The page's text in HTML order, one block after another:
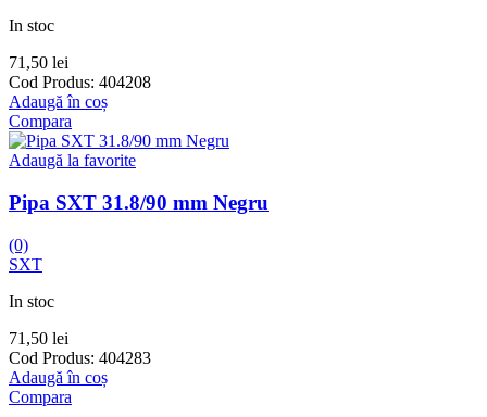
In stoc
71,50 lei
Cod Produs: 404208
Adaugă în coș
Compara
Adaugă la favorite
Pipa SXT 31.8/90 mm Negru
(0)
SXT
In stoc
71,50 lei
Cod Produs: 404283
Adaugă în coș
Compara